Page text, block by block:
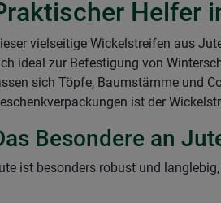
Helfer
vielseitige Wickelstreifen aus
ideal zur Befestigung von
sich Töpfe, Baumstämme und
ist der
Besondere an
ist besonders robust und